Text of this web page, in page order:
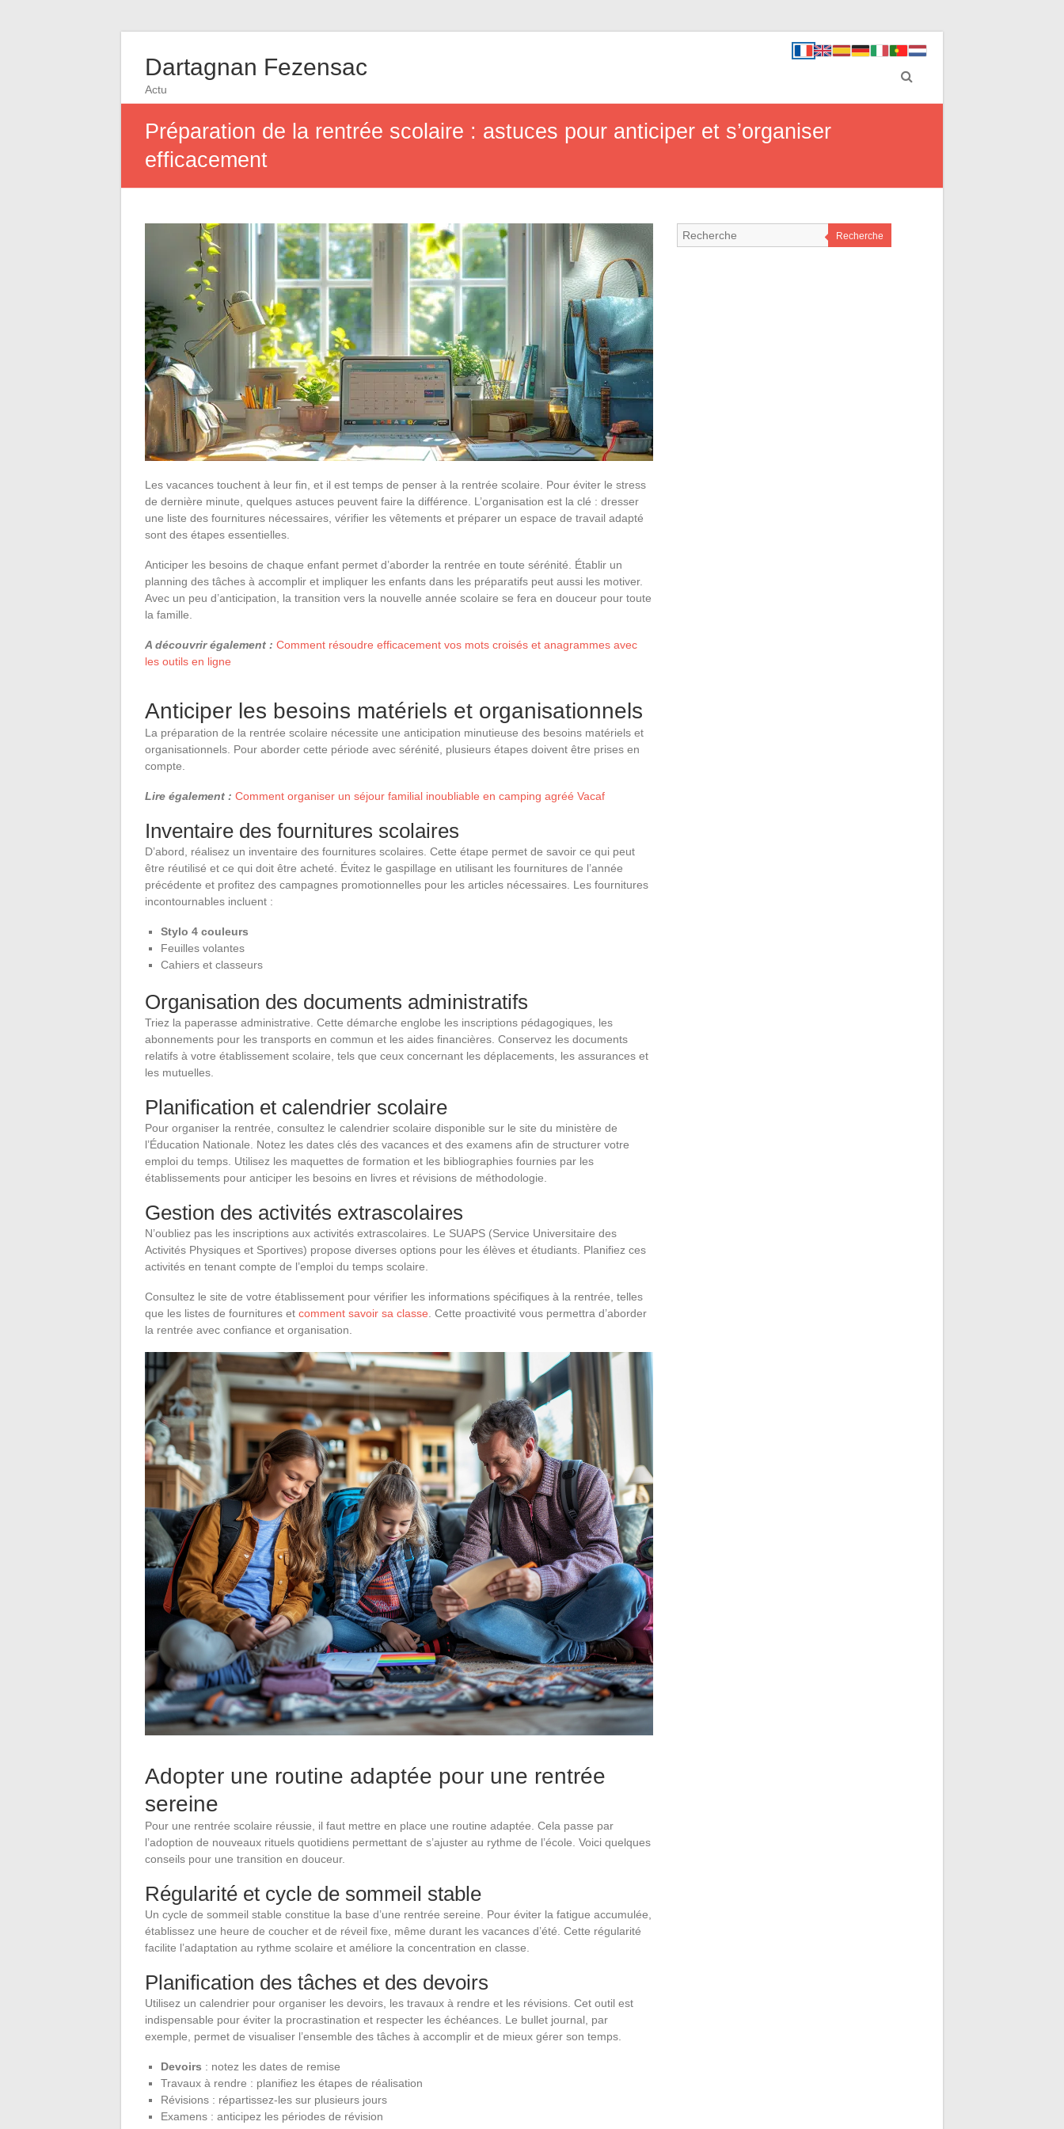
Dartagnan Fezensac
Actu
Préparation de la rentrée scolaire : astuces pour anticiper et s’organiser
efficacement
Les vacances touchent à leur fin, et il est temps de penser à la rentrée scolaire. Pour éviter le stress
de dernière minute, quelques astuces peuvent faire la différence. L’organisation est la clé : dresser
une liste des fournitures nécessaires, vérifier les vêtements et préparer un espace de travail adapté
sont des étapes essentielles.
Anticiper les besoins de chaque enfant permet d’aborder la rentrée en toute sérénité. Établir un
planning des tâches à accomplir et impliquer les enfants dans les préparatifs peut aussi les motiver.
Avec un peu d’anticipation, la transition vers la nouvelle année scolaire se fera en douceur pour toute
la famille.
A découvrir également : Comment résoudre efficacement vos mots croisés et anagrammes avec
les outils en ligne
Anticiper les besoins matériels et organisationnels
La préparation de la rentrée scolaire nécessite une anticipation minutieuse des besoins matériels et
organisationnels. Pour aborder cette période avec sérénité, plusieurs étapes doivent être prises en
compte.
Lire également : Comment organiser un séjour familial inoubliable en camping agréé Vacaf
Inventaire des fournitures scolaires
D’abord, réalisez un inventaire des fournitures scolaires. Cette étape permet de savoir ce qui peut
être réutilisé et ce qui doit être acheté. Évitez le gaspillage en utilisant les fournitures de l’année
précédente et profitez des campagnes promotionnelles pour les articles nécessaires. Les fournitures
incontournables incluent :
Stylo 4 couleurs
Feuilles volantes
Cahiers et classeurs
Organisation des documents administratifs
Triez la paperasse administrative. Cette démarche englobe les inscriptions pédagogiques, les
abonnements pour les transports en commun et les aides financières. Conservez les documents
relatifs à votre établissement scolaire, tels que ceux concernant les déplacements, les assurances et
les mutuelles.
Planification et calendrier scolaire
Pour organiser la rentrée, consultez le calendrier scolaire disponible sur le site du ministère de
l’Éducation Nationale. Notez les dates clés des vacances et des examens afin de structurer votre
emploi du temps. Utilisez les maquettes de formation et les bibliographies fournies par les
établissements pour anticiper les besoins en livres et révisions de méthodologie.
Gestion des activités extrascolaires
N’oubliez pas les inscriptions aux activités extrascolaires. Le SUAPS (Service Universitaire des
Activités Physiques et Sportives) propose diverses options pour les élèves et étudiants. Planifiez ces
activités en tenant compte de l’emploi du temps scolaire.
Consultez le site de votre établissement pour vérifier les informations spécifiques à la rentrée, telles
que les listes de fournitures et comment savoir sa classe . Cette proactivité vous permettra d’aborder
la rentrée avec confiance et organisation.
Adopter une routine adaptée pour une rentrée
sereine
Pour une rentrée scolaire réussie, il faut mettre en place une routine adaptée. Cela passe par
l’adoption de nouveaux rituels quotidiens permettant de s’ajuster au rythme de l’école. Voici quelques
conseils pour une transition en douceur.
Régularité et cycle de sommeil stable
Un cycle de sommeil stable constitue la base d’une rentrée sereine. Pour éviter la fatigue accumulée,
établissez une heure de coucher et de réveil fixe, même durant les vacances d’été. Cette régularité
facilite l’adaptation au rythme scolaire et améliore la concentration en classe.
Planification des tâches et des devoirs
Utilisez un calendrier pour organiser les devoirs, les travaux à rendre et les révisions. Cet outil est
indispensable pour éviter la procrastination et respecter les échéances. Le bullet journal, par
exemple, permet de visualiser l’ensemble des tâches à accomplir et de mieux gérer son temps.
Devoirs : notez les dates de remise
Travaux à rendre : planifiez les étapes de réalisation
Révisions : répartissez-les sur plusieurs jours
Examens : anticipez les périodes de révision
Recherche